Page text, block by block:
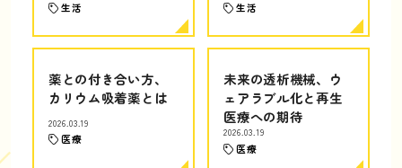
生活 生活
薬との付き合い方、
カリウム吸着薬とは
2026.03.19
医療
未来の透析機械、ウ
ェアラブル化と再生
医療への期待
2026.03.19
医療